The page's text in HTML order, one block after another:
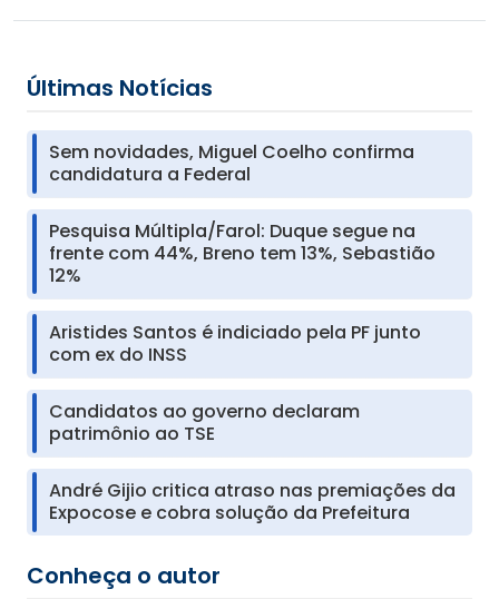
Últimas Notícias
Sem novidades, Miguel Coelho confirma
candidatura a Federal
Pesquisa Múltipla/Farol: Duque segue na
frente com 44%, Breno tem 13%, Sebastião
12%
Aristides Santos é indiciado pela PF junto
com ex do INSS
Candidatos ao governo declaram
patrimônio ao TSE
André Gijio critica atraso nas premiações da
Expocose e cobra solução da Prefeitura
Conheça o autor